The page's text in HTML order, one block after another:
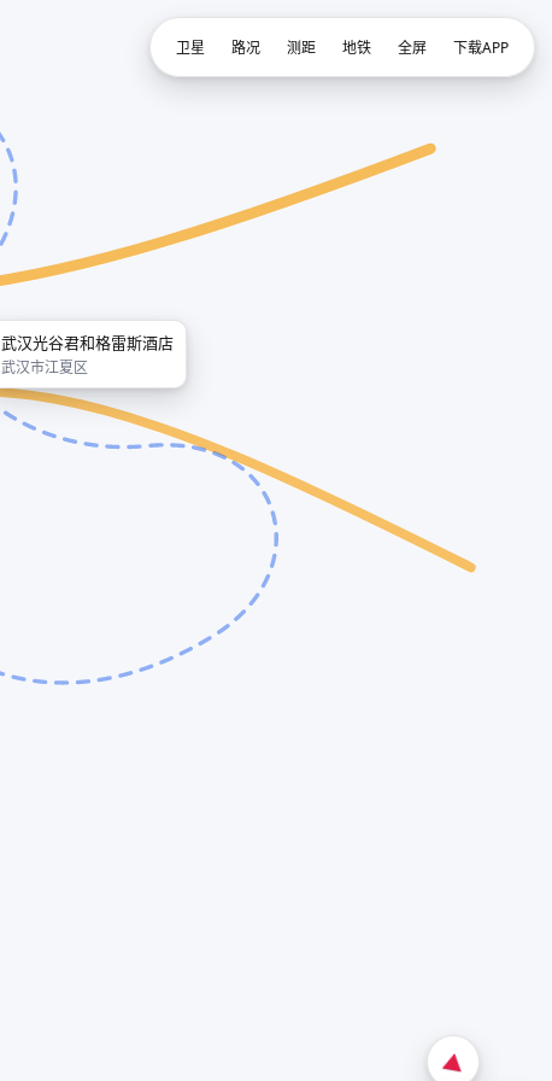
武汉光谷君和格雷斯酒店
武汉市江夏区
卫星 路况 测距 地铁 全屏 下载APP